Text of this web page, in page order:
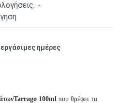
ημέρες
-
100ml που θρέφει το